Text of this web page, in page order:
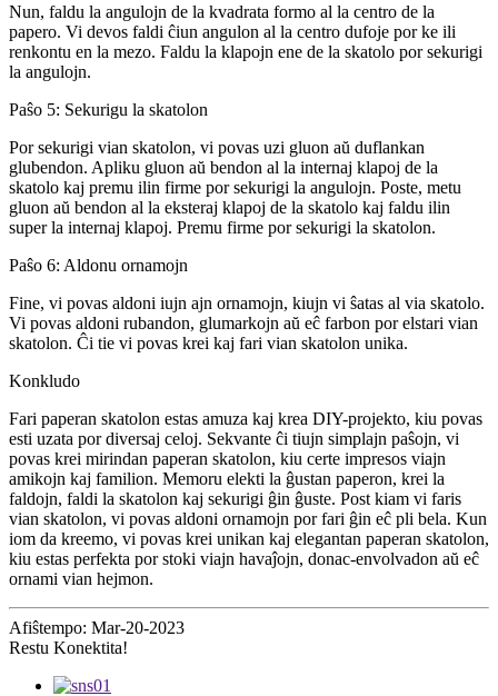
Nun, faldu la angulojn de la kvadrata formo al la centro de la
papero. Vi devos faldi ĉiun angulon al la centro dufoje por ke ili
renkontu en la mezo. Faldu la klapojn ene de la skatolo por sekurigi
la angulojn.
Paŝo 5: Sekurigu la skatolon
Por sekurigi vian skatolon, vi povas uzi gluon aŭ duflankan
glubendon. Apliku gluon aŭ bendon al la internaj klapoj de la
skatolo kaj premu ilin firme por sekurigi la angulojn. Poste, metu
gluon aŭ bendon al la eksteraj klapoj de la skatolo kaj faldu ilin
super la internaj klapoj. Premu firme por sekurigi la skatolon.
Paŝo 6: Aldonu ornamojn
Fine, vi povas aldoni iujn ajn ornamojn, kiujn vi ŝatas al via skatolo.
Vi povas aldoni rubandon, glumarkojn aŭ eĉ farbon por elstari vian
skatolon. Ĉi tie vi povas krei kaj fari vian skatolon unika.
Konkludo
Fari paperan skatolon estas amuza kaj krea DIY-projekto, kiu povas
esti uzata por diversaj celoj. Sekvante ĉi tiujn simplajn paŝojn, vi
povas krei mirindan paperan skatolon, kiu certe impresos viajn
amikojn kaj familion. Memoru elekti la ĝustan paperon, krei la
faldojn, faldi la skatolon kaj sekurigi ĝin ĝuste. Post kiam vi faris
vian skatolon, vi povas aldoni ornamojn por fari ĝin eĉ pli bela. Kun
iom da kreemo, vi povas krei unikan kaj elegantan paperan skatolon,
kiu estas perfekta por stoki viajn havaĵojn, donac-envolvadon aŭ eĉ
ornami vian hejmon.
Afiŝtempo: Mar-20-2023
Restu Konektita!